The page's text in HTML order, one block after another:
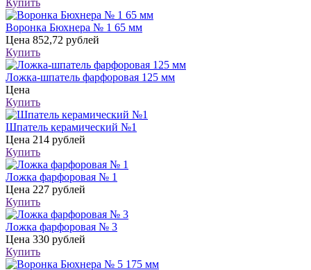
Купить
Воронка Бюхнера № 1 65 мм
Цена 852,72 рублей
Купить
Ложка-шпатель фарфоровая 125 мм
Цена
Купить
Шпатель керамический №1
Цена 214 рублей
Купить
Ложка фарфоровая № 1
Цена 227 рублей
Купить
Ложка фарфоровая № 3
Цена 330 рублей
Купить